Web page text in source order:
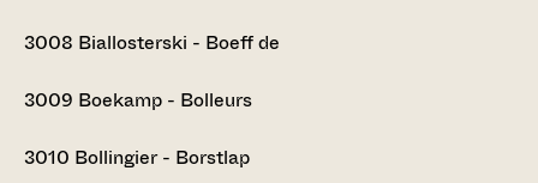
3008 Biallosterski - Boeff de
3009 Boekamp - Bolleurs
3010 Bollingier - Borstlap